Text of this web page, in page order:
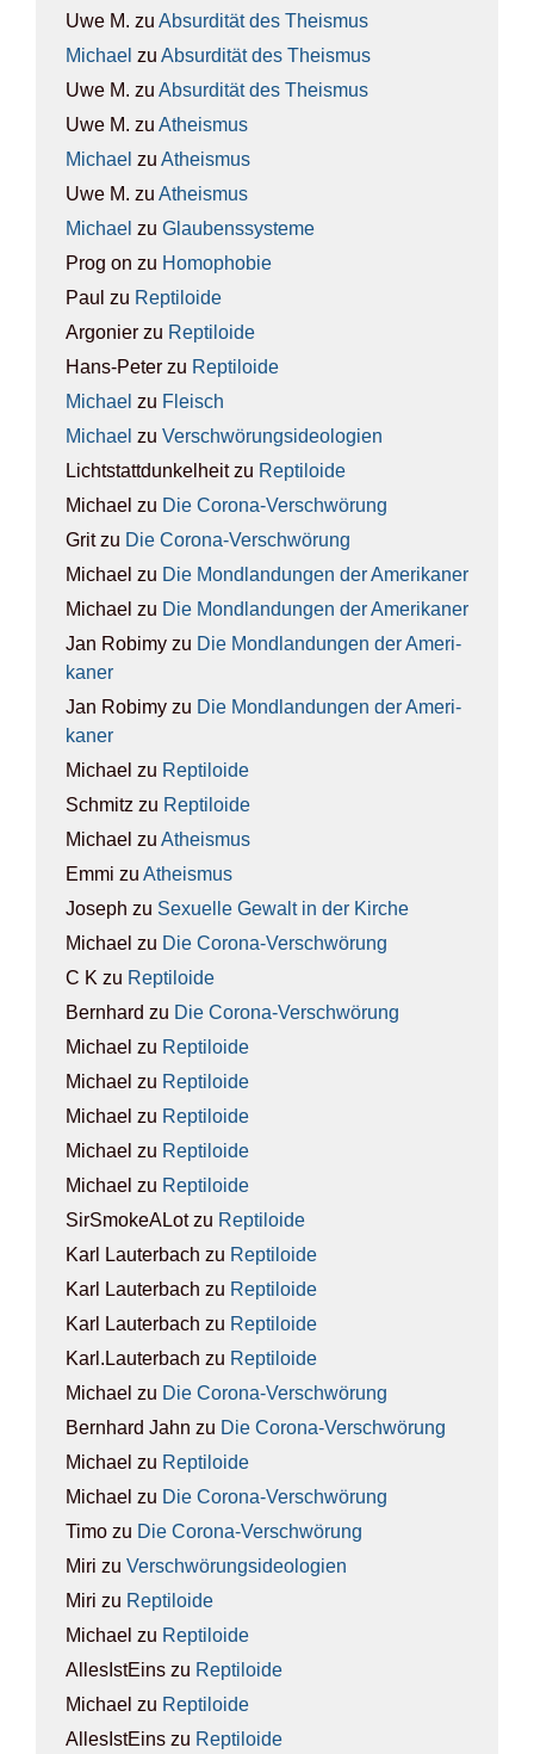
Uwe M. zu Absur­di­tät des The­is­mus
Michael zu Absur­di­tät des The­is­mus
Uwe M. zu Absur­di­tät des The­is­mus
Uwe M. zu Athe­is­mus
Michael zu Athe­is­mus
Uwe M. zu Athe­is­mus
Michael zu Glau­bens­sys­te­me
Prog on zu Homo­pho­bie
Paul zu Rep­ti­lo­ide
Argonier zu Rep­ti­lo­ide
Hans-Peter zu Rep­ti­lo­ide
Michael zu Fleisch
Michael zu Ver­schwö­rungs­ideo­lo­gien
Lichtstattdunkelheitzu Rep­ti­lo­ide
Michael zu Die Coro­na-Ver­schwö­rung
Gritzu Die Coro­na-Ver­schwö­rung
Michael zu Die Mond­lan­dun­gen der Ame­ri­ka­ner
Michael zu Die Mond­lan­dun­gen der Ame­ri­ka­ner
Jan Robimy zu Die Mond­lan­dun­gen der Ame­ri­
ka­ner
Jan Robimy zu Die Mond­lan­dun­gen der Ame­ri­
ka­ner
Michael zu Rep­ti­lo­ide
Schmitz zu Rep­ti­lo­ide
Michael zu Athe­is­mus
Emmi zu Athe­is­mus
Joseph zu Sexu­el­le Gewalt in der Kir­che
Michael zu Die Coro­na-Ver­schwö­rung
C K zu Rep­ti­lo­ide
Bernhard zu Die Coro­na-Ver­schwö­rung
Michael zu Rep­ti­lo­ide
Michael zu Rep­ti­lo­ide
Michael zu Rep­ti­lo­ide
Michael zu Rep­ti­lo­ide
Michael zu Rep­ti­lo­ide
SirSmokeALotzu Rep­ti­lo­ide
Karl Lauterbach zu Rep­ti­lo­ide
Karl Lauterbach zu Rep­ti­lo­ide
Karl Lauterbach zu Rep­ti­lo­ide
Karl.Lauterbach zu Rep­ti­lo­ide
Michael zu Die Coro­na-Ver­schwö­rung
Bernhard Jahn zu Die Coro­na-Ver­schwö­rung
Michael zu Rep­ti­lo­ide
Michael zu Die Coro­na-Ver­schwö­rung
Timo zu Die Coro­na-Ver­schwö­rung
Miri zu Ver­schwö­rungs­ideo­lo­gien
Miri zu Rep­ti­lo­ide
Michael zu Rep­ti­lo­ide
AllesIstEins zu Rep­ti­lo­ide
Michael zu Rep­ti­lo­ide
AllesIstEins zu Rep­ti­lo­ide